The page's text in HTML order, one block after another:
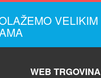
VELIKIM
WEB TRGOVINA